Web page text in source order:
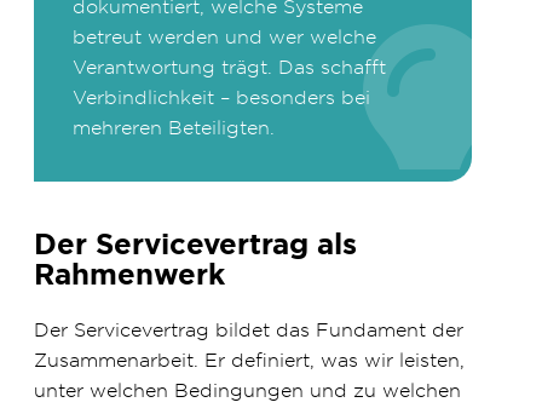
dokumentiert, welche Systeme
betreut werden und wer welche
Verantwortung trägt. Das schafft
Verbindlichkeit – besonders bei
mehreren Beteiligten.
Der Servicevertrag als
Rahmenwerk
Der Servicevertrag bildet das Fundament der
Zusammenarbeit. Er definiert, was wir leisten,
unter welchen Bedingungen und zu welchen